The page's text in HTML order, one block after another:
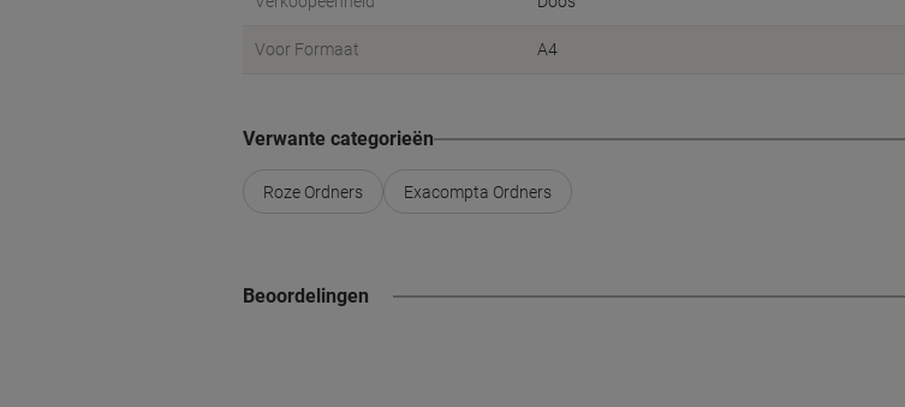
Voor Formaat A4
Verwante categorieën
Roze Ordners Exacompta Ordners
Beoordelingen